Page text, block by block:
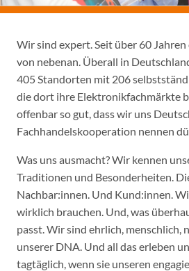
Wir sind expert. Seit über 60
von nebenan. Überall in
405 Standorten mit 206
die dort ihre Elektronikfachmärkte
offenbar so gut, dass wir uns
Fachhandelskooperation nennen
Was uns ausmacht? Wir kennen
Traditionen und Besonderheiten.
Nachbar:innen. Und Kund:innen.
wirklich brauchen. Und, was
passt. Wir sind ehrlich, menschlich,
unserer DNA. Und all das erleben
tagtäglich, wenn sie unseren